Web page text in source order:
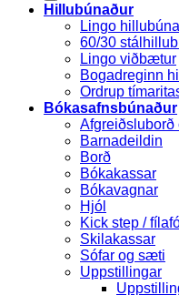
Hillubúnaður
Lingo
60/30
Lingo viðbætur
Bogadreginn
Ordrup
Bókasafnsbúnaður
Afgreiðsluborð
Barnadeildin
Borð
Bókakassar
Bókavagnar
Hjól
Kick step /
Skilakassar
Sófar og sæti
Uppstillingar